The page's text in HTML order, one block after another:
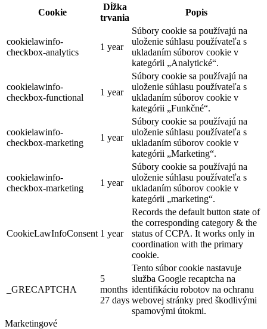
Cookie
Dĺžka
trvania
Popis
cookielawinfo-
checkbox-analytics
1 year
Súbory cookie sa používajú na
uloženie súhlasu používateľa s
ukladaním súborov cookie v
kategórii „Analytické“.
cookielawinfo-
checkbox-functional
1 year
Súbory cookie sa používajú na
uloženie súhlasu používateľa s
ukladaním súborov cookie v
kategórii „Funkčné“.
cookielawinfo-
checkbox-marketing
1 year
Súbory cookie sa používajú na
uloženie súhlasu používateľa s
ukladaním súborov cookie v
kategórii „Marketing“.
cookielawinfo-
checkbox-marketing
1 year
Súbory cookie sa používajú na
uloženie súhlasu používateľa s
ukladaním súborov cookie v
kategórii „marketing“.
CookieLawInfoConsent 1 year
Records the default button state of
the corresponding category & the
status of CCPA. It works only in
coordination with the primary
cookie.
_GRECAPTCHA
5
months
27 days
Tento súbor cookie nastavuje
služba Google recaptcha na
identifikáciu robotov na ochranu
webovej stránky pred škodlivými
spamovými útokmi.
Marketingové